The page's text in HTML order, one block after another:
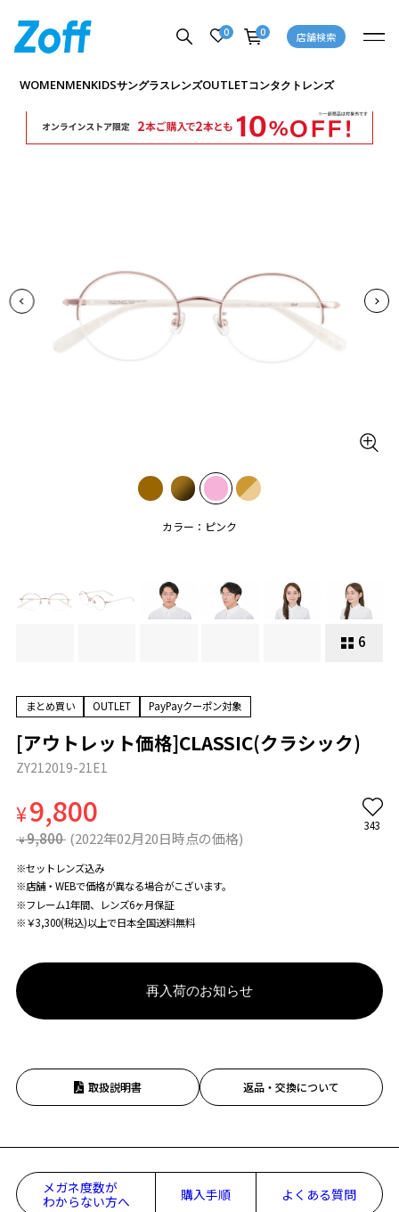
0 0 店舗検索
WOMENMENKIDSサングラスレンズOUTLETコンタクトレンズ
カラー：ピンク
6
商品詳細ページへ
まとめ買い OUTLET PayPayクーポン対象
[アウトレット価格]CLASSIC(クラシック)
ZY212019-21E1
¥9,800
¥ 9,800 (2022年02月20日時点の価格)
343
※セットレンズ込み
※店舗・WEBで価格が異なる場合がこざいます。
※フレーム1年間、レンズ6ヶ月保証
※￥3,300(税込)以上で日本全国送料無料
再入荷のお知らせ
取扱説明書 返品・交換について
メガネ度数が
わからない方へ
購入手順 よくある質問